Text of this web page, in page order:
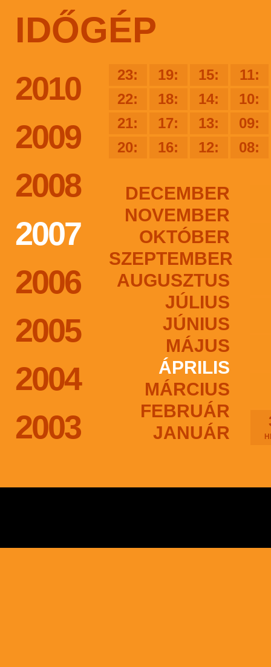
IDŐGÉP
2010
2009
2008
2007
2006
2005
2004
2003
23: 19: 15:
11:
22:
18: 14:
10:
21:
17: 13:
09:
20:
16: 12: 08:
DECEMBER
NOVEMBER
OKTÓBER
SZEPTEMBER
AUGUSZTUS
JÚLIUS
JÚNIUS
MÁJUS
ÁPRILIS
MÁRCIUS
FEBRUÁR
JANUÁR